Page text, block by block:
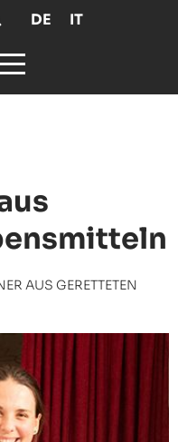
DE IT
AUS GERETTETEN